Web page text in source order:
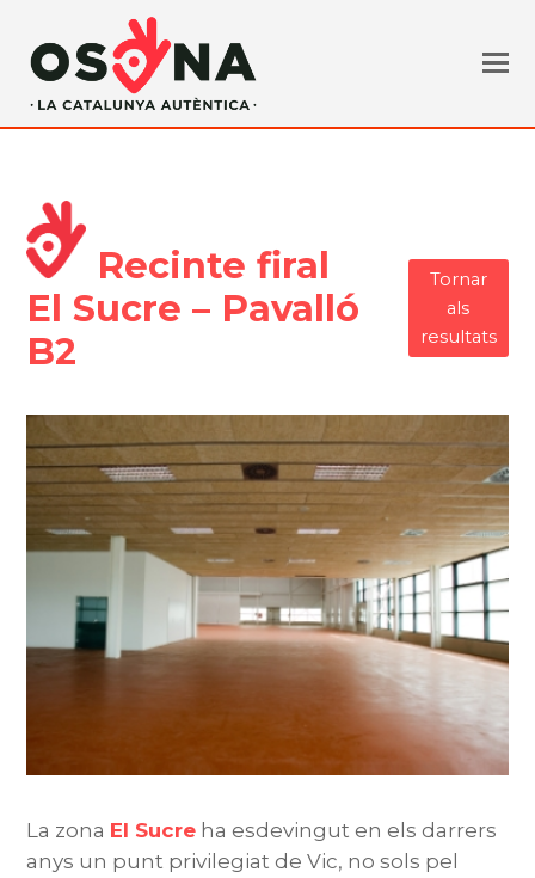
Recinte firal
El Sucre – Pavalló
B2
Tornar
als
resultats
La zona El Sucre ha esdevingut en els darrers
anys un punt privilegiat de Vic, no sols pel